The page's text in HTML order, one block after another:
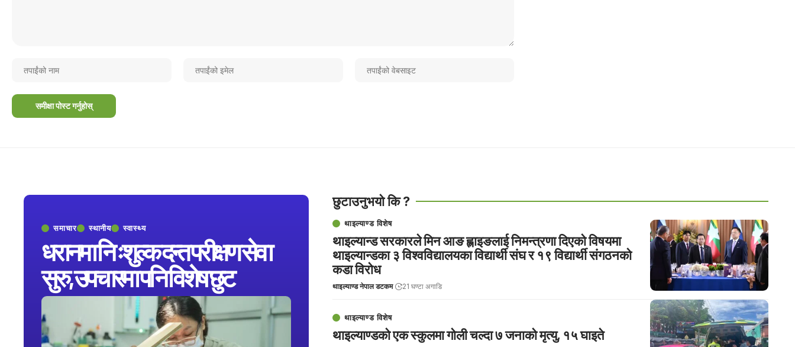
समाचार स्थानीय स्वास्थ्य
धरानमा निःशुल्क दन्त परीक्षण सेवा
सुरु, उपचारमा पनि विशेष छुट
छुटाउनुभयो कि ?
थाइल्याण्ड विशेष
थाइल्यान्ड सरकारले मिन आङ ह्लाइङलाई निमन्त्रणा दिएको विषयमा
थाइल्यान्डका ३ विश्वविद्यालयका विद्यार्थी संघ र १९ विद्यार्थी संगठनको
कडा विरोध
थाइल्याण्ड नेपाल डटकम 21 घण्टा अगाडि
थाइल्याण्ड विशेष
थाइल्याण्डको एक स्कुलमा गोली चल्दा ७ जनाको मृत्यु, १५ घाइते